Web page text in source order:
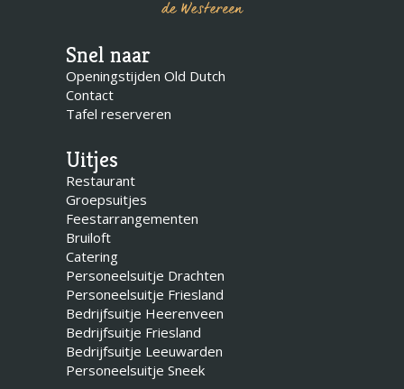
Snel naar
Openingstijden Old Dutch
Contact
Tafel reserveren
Uitjes
Restaurant
Groepsuitjes
Feestarrangementen
Bruiloft
Catering
Personeelsuitje Drachten
Personeelsuitje Friesland
Bedrijfsuitje Heerenveen
Bedrijfsuitje Friesland
Bedrijfsuitje Leeuwarden
Personeelsuitje Sneek